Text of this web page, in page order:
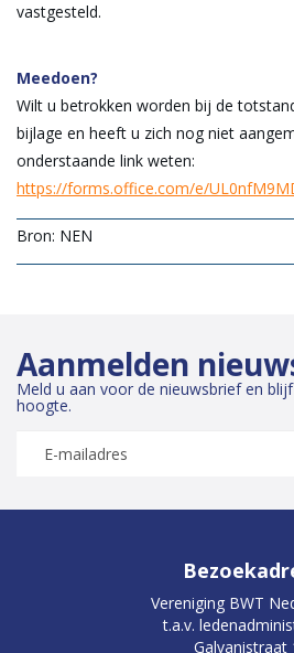
vastgesteld.
Meedoen?
Wilt u betrokken worden bij de
bijlage en heeft u zich nog niet
onderstaande link weten:
https://forms.office.com/e/
Bron: NEN
Aanmelden
Meld u aan voor de nieuwsbrief en
hoogte.
Vereniging BWT
t.a.v.
Galvanistraat